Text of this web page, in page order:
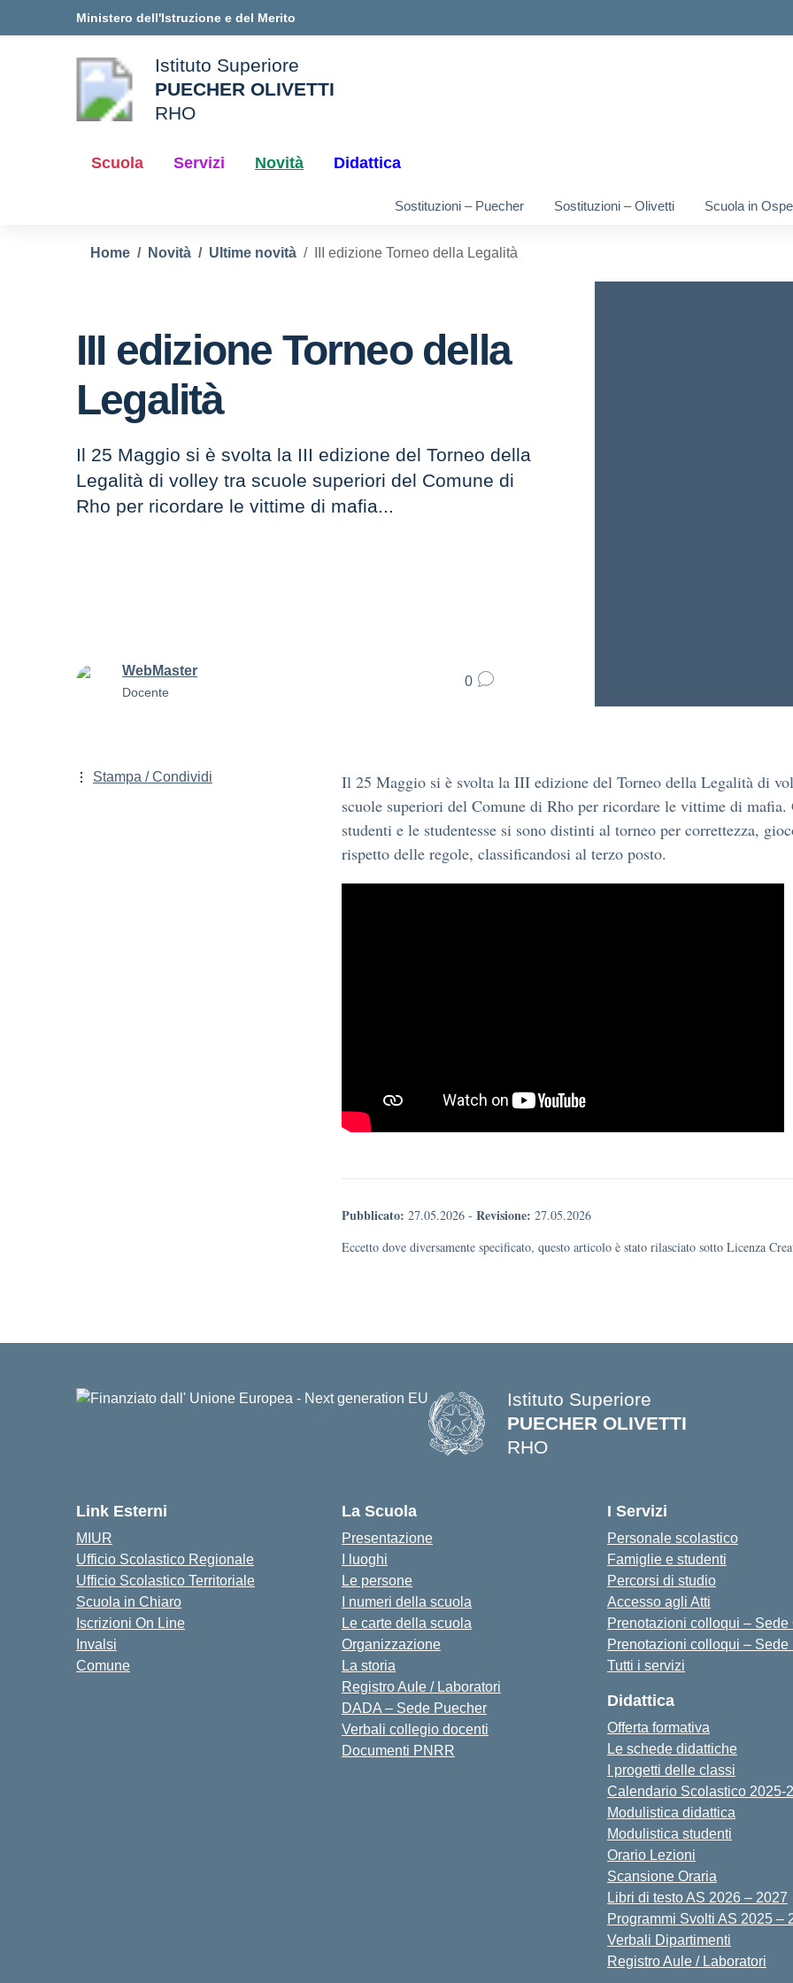
Ministero dell'Istruzione e del Merito
della scuola
Istituto Superiore
PUECHER OLIVETTI
RHO
Scuola Servizi Novità Didattica
Sostituzioni – Puecher Sostituzioni – Olivetti Scuola in
Home Novità Ultime novità III edizione Torneo della Legalità
III edizione Torneo della
Legalità
Il 25 Maggio si è svolta la III edizione del Torneo della
Legalità di volley tra scuole superiori del Comune di
Rho per ricordare le vittime di mafia...
WebMaster
Docente
0
Il 25 Maggio si è svolta la III edizione del Torneo della Legalità di
scuole superiori del Comune di Rho per ricordare le vittime di
studenti e le studentesse si sono distinti al torneo per correttezza,
rispetto delle regole, classificandosi al terzo posto.
Pubblicato: 27.05.2026 - Revisione: 27.05.2026
Eccetto dove diversamente specificato, questo articolo è stato rilasciato sotto Licenza
Stampa / Condividi
Istituto Superiore
PUECHER OLIVETTI
RHO
Link Esterni
MIUR
Ufficio Scolastico Regionale
Ufficio Scolastico Territoriale
Scuola in Chiaro
Iscrizioni On Line
Invalsi
Comune
La Scuola
Presentazione
I luoghi
Le persone
I numeri della scuola
Le carte della scuola
Organizzazione
La storia
Registro Aule / Laboratori
DADA – Sede Puecher
Verbali collegio docenti
Documenti PNRR
I Servizi
Personale scolastico
Famiglie e studenti
Percorsi di studio
Accesso agli Atti
Prenotazioni colloqui – Sede
Prenotazioni colloqui – Sede
Tutti i servizi
Didattica
Offerta formativa
Le schede didattiche
I progetti delle classi
Calendario Scolastico 2025-
Modulistica didattica
Modulistica studenti
Orario Lezioni
Scansione Oraria
Libri di testo AS 2026 – 2027
Programmi Svolti AS 2025 –
Verbali Dipartimenti
Registro Aule / Laboratori